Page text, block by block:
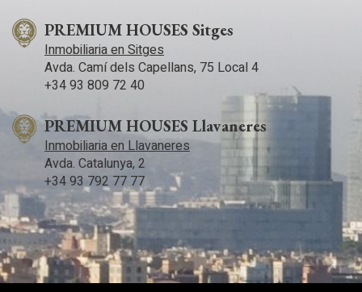
PREMIUM HOUSES Sitges
Inmobiliaria en Sitges
Avda. Camí­ dels Capellans, 75 Local 4
+34 93 809 72 40
PREMIUM HOUSES Llavaneres
Inmobiliaria en Llavaneres
Avda. Catalunya, 2
+34 93 792 77 77